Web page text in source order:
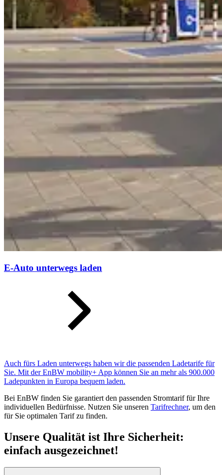
E-Auto unterwegs laden
Auch fürs Laden unterwegs haben wir die passenden Ladetarife für
Sie. Mit der EnBW mobility+ App können Sie an mehr als 900.000
Ladepunkten in Europa bequem laden.
Bei EnBW finden Sie garantiert den passenden Stromtarif für Ihre
individuellen Bedürfnisse. Nutzen Sie unseren Tarifrechner, um den
für Sie optimalen Tarif zu finden.
Unsere Qualität ist Ihre Sicherheit:
einfach ausgezeichnet!